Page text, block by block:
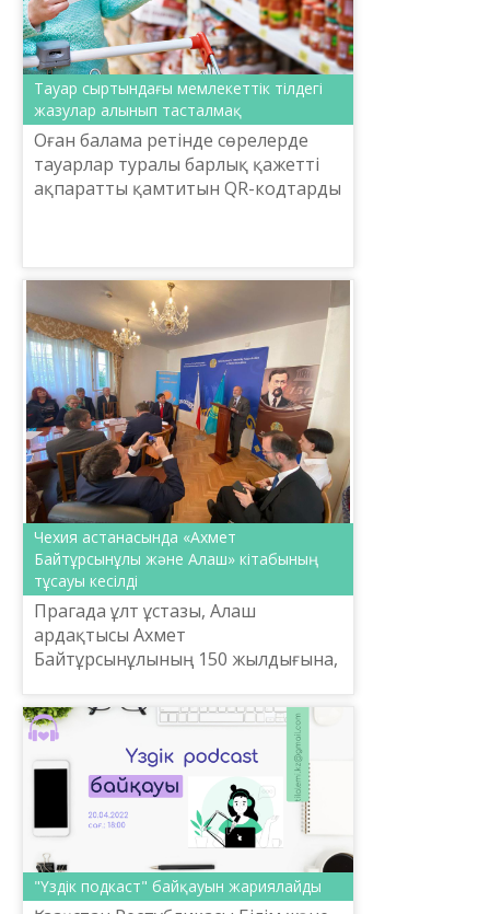
Тауар сыртындағы мемлекеттік тілдегі
жазулар алынып тасталмақ
Оған балама ретінде сөрелерде
тауарлар туралы барлық қажетті
ақпаратты қамтитын QR-кодтарды
Чехия астанасында «Ахмет
Байтұрсынұлы және Алаш» кітабының
тұсауы кесілді
Прагада ұлт ұстазы, Алаш
ардақтысы Ахмет
Байтұрсынұлының 150 жылдығына,
мәдени мұрасына арналған
дөңгелек үстел отырысы
ұйымдастырылды, деп хабар...
"Үздік подкаст" байқауын жариялайды